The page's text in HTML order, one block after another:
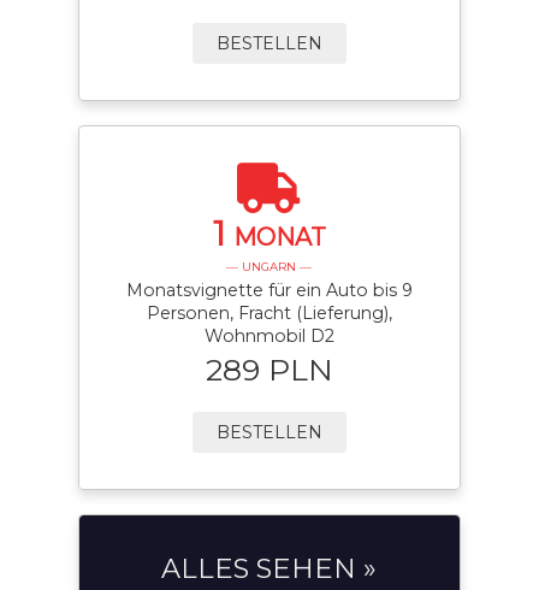
BESTELLEN
1 MONAT
— UNGARN —
Monatsvignette für ein Auto bis 9
Personen, Fracht (Lieferung),
Wohnmobil D2
289 PLN
BESTELLEN
ALLES SEHEN »